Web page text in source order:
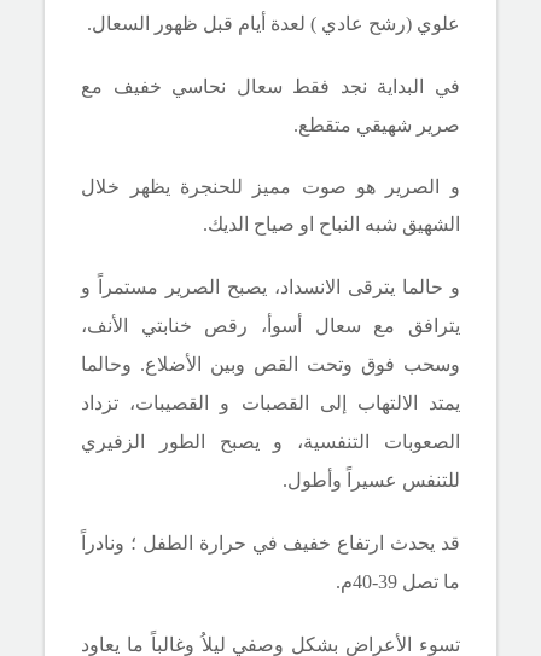
علوي (رشح عادي ) لعدة أيام قبل ظهور السعال.
في البداية نجد فقط سعال نحاسي خفيف مع
صرير شهيقي متقطع.
و الصرير هو صوت مميز للحنجرة يظهر خلال
الشهيق شبه النباح او صياح الديك.
و حالما يترقى الانسداد، يصبح الصرير مستمراً و
يترافق مع سعال أسوأ، رقص خنابتي الأنف،
وسحب فوق وتحت القص وبين الأضلاع. وحالما
يمتد الالتهاب إلى القصبات و القصيبات، تزداد
الصعوبات التنفسية، و يصبح الطور الزفيري
للتنفس عسيراً وأطول.
قد يحدث ارتفاع خفيف في حرارة الطفل ؛ ونادراً
ما تصل 39-40م.
تسوء الأعراض بشكل وصفي ليلاُ وغالباً ما يعاود